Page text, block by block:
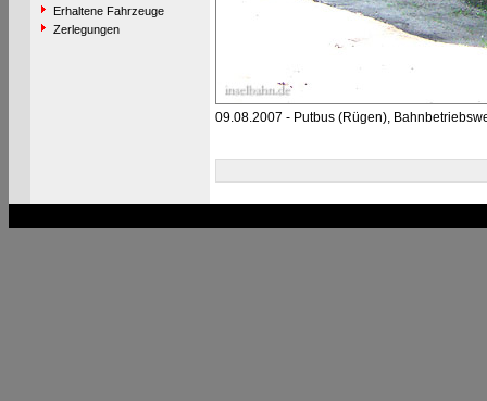
Erhaltene Fahrzeuge
Zerlegungen
09.08.2007 - Putbus (Rügen),